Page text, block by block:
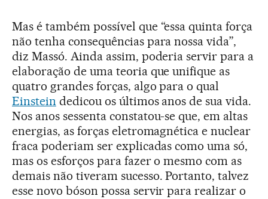
Mas é também possível que “essa quinta força
não tenha consequências para nossa vida”,
diz Massó. Ainda assim, poderia servir para a
elaboração de uma teoria que unifique as
quatro grandes forças, algo para o qual
Einstein dedicou os últimos anos de sua vida.
Nos anos sessenta constatou-se que, em altas
energias, as forças eletromagnética e nuclear
fraca poderiam ser explicadas como uma só,
mas os esforços para fazer o mesmo com as
demais não tiveram sucesso. Portanto, talvez
esse novo bóson possa servir para realizar o